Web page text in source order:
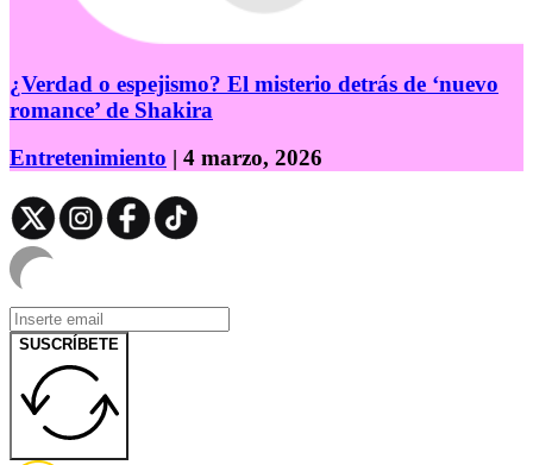
¿Verdad o espejismo? El misterio detrás de ‘nuevo
romance’ de Shakira
Entretenimiento | 4 marzo, 2026
SUSCRÍBETE